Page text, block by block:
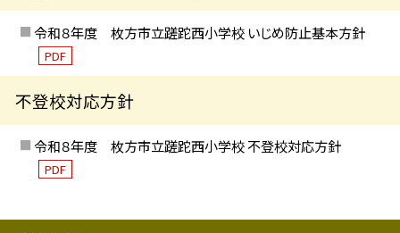
令和８年度 枚方市立蹉跎西小学校 いじめ防止基本方針
PDF
不登校対応方針
令和８年度 枚方市立蹉跎西小学校 不登校対応方針
PDF